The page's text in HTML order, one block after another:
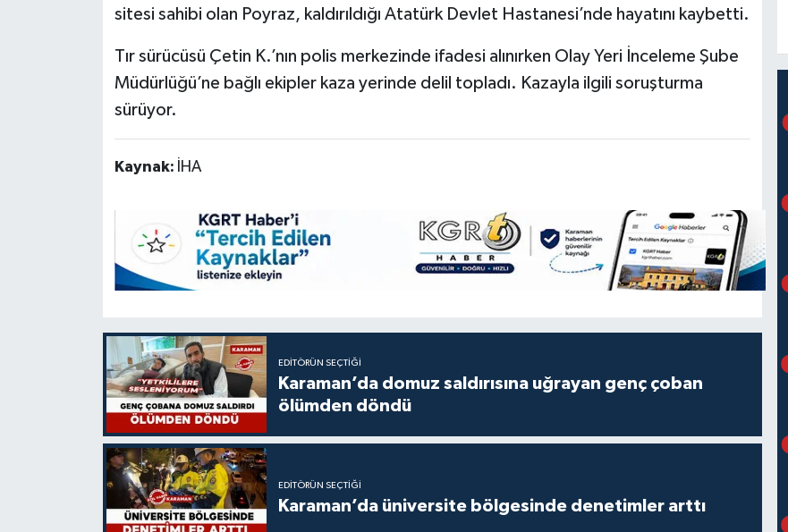
sitesi sahibi olan Poyraz, kaldırıldığı Atatürk Devlet Hastanesi’nde hayatını kaybetti.
Tır sürücüsü Çetin K.’nın polis merkezinde ifadesi alınırken Olay Yeri İnceleme Şube
Müdürlüğü’ne bağlı ekipler kaza yerinde delil topladı. Kazayla ilgili soruşturma
sürüyor.
Kaynak: İHA
EDITÖRÜN SEÇTIĞI
Karaman’da domuz saldırısına uğrayan genç çoban
ölümden döndü
EDITÖRÜN SEÇTIĞI
Karaman’da üniversite bölgesinde denetimler arttı